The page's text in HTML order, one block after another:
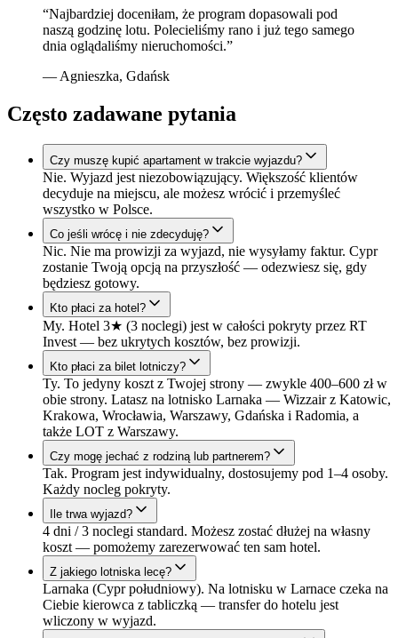
“Najbardziej doceniłam, że program dopasowali pod
naszą godzinę lotu. Polecieliśmy rano i już tego samego
dnia oglądaliśmy nieruchomości.”
—Agnieszka, Gdańsk
Często zadawane pytania
Czy muszę kupić apartament w trakcie wyjazdu?
Nie. Wyjazd jest niezobowiązujący. Większość klientów
decyduje na miejscu, ale możesz wrócić i przemyśleć
wszystko w Polsce.
Co jeśli wrócę i nie zdecyduję?
Nic. Nie ma prowizji za wyjazd, nie wysyłamy faktur. Cypr
zostanie Twoją opcją na przyszłość — odezwiesz się, gdy
będziesz gotowy.
Kto płaci za hotel?
My. Hotel 3★ (3 noclegi) jest w całości pokryty przez RT
Invest — bez ukrytych kosztów, bez prowizji.
Kto płaci za bilet lotniczy?
Ty. To jedyny koszt z Twojej strony — zwykle 400–600 zł w
obie strony. Latasz na lotnisko Larnaka — Wizzair z Katowic,
Krakowa, Wrocławia, Warszawy, Gdańska i Radomia, a
także LOT z Warszawy.
Czy mogę jechać z rodziną lub partnerem?
Tak. Program jest indywidualny, dostosujemy pod 1–4 osoby.
Każdy nocleg pokryty.
Ile trwa wyjazd?
4 dni / 3 noclegi standard. Możesz zostać dłużej na własny
koszt — pomożemy zarezerwować ten sam hotel.
Z jakiego lotniska lecę?
Larnaka (Cypr południowy). Na lotnisku w Larnace czeka na
Ciebie kierowca z tabliczką — transfer do hotelu jest
wliczony w wyjazd.